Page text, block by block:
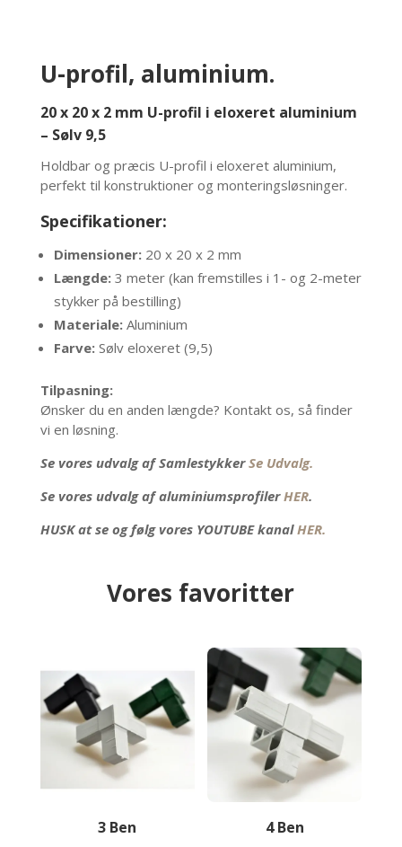
U-profil, aluminium.
20 x 20 x 2 mm U-profil i eloxeret aluminium
– Sølv 9,5
Holdbar og præcis U-profil i eloxeret aluminium,
perfekt til konstruktioner og monteringsløsninger.
Specifikationer:
Dimensioner:20 x 20 x 2 mm
Længde:3 meter (kan fremstilles i 1- og 2-meter
stykker på bestilling)
Materiale:Aluminium
Farve:Sølv eloxeret (9,5)
Tilpasning:
Ønsker du en anden længde? Kontakt os, så finder
vi en løsning.
Se vores udvalg af SamlestykkerSe Udvalg.
Se vores udvalg af aluminiumsprofilerHER.
HUSK at se og følg vores YOUTUBE kanalHER.
Vores favoritter
3 Ben 4 Ben